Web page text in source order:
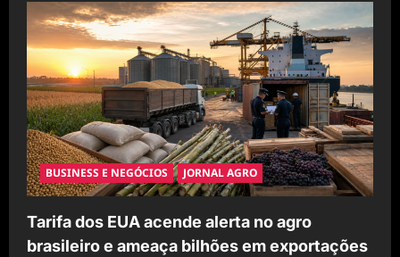
BUSINESS E NEGÓCIOS JORNAL AGRO
Tarifa dos EUA acende alerta no agro
brasileiro e ameaça bilhões em exportações